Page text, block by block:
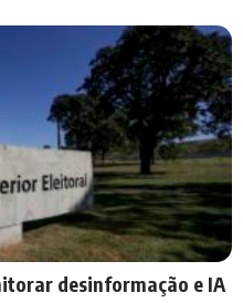
desinformação e IA